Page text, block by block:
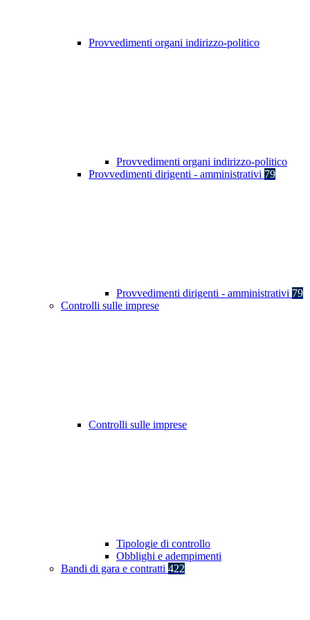
Provvedimenti organi indirizzo-politico
Provvedimenti organi indirizzo-politico
Provvedimenti dirigenti - amministrativi 79
Provvedimenti dirigenti - amministrativi 79
Controlli sulle imprese
Controlli sulle imprese
Tipologie di controllo
Obblighi e adempimenti
Bandi di gara e contratti 422